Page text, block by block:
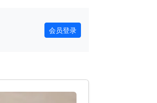
会员登录